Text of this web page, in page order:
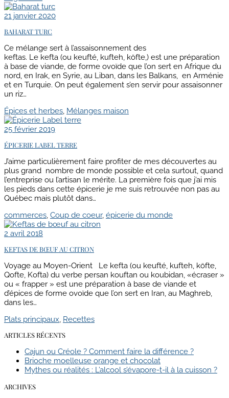
21 janvier 2020
BAHARAT TURC
Ce mélange sert à l’assaisonnement des
keftas. Le kefta (ou keufté, kufteh, köfte,) est une préparation
à base de viande, de forme ovoïde que l’on sert en Afrique du
nord, en Irak, en Syrie, au Liban, dans les Balkans, en Arménie
et en Turquie. On peut également s’en servir pour assaisonner
un riz…
Épices et herbes, Mélanges maison
25 février 2019
ÉPICERIE LABEL TERRE
J’aime particulièrement faire profiter de mes découvertes au
plus grand nombre de monde possible et cela surtout, quand
l’entreprise ou l’artisan le mérite. La première fois que j’ai mis
les pieds dans cette épicerie je me suis retrouvée non pas au
Québec mais plutôt dans…
commerces, Coup de coeur, épicerie du monde
2 avril 2018
KEFTAS DE BŒUF AU CITRON
Voyage au Moyen-Orient Le kefta (ou keufté, kufteh, köfte,
Qofte, Kofta) du verbe persan kouftan ou koubidan, «écraser »
ou « frapper » est une préparation à base de viande et
d’épices de forme ovoïde que l’on sert en Iran, au Maghreb,
dans les…
Plats principaux, Recettes
ARTICLES RÉCENTS
Cajun ou Créole ? Comment faire la différence ?
Brioche moelleuse orange et chocolat
Mythes ou réalités : L’alcool s’évapore-t-il à la cuisson ?
ARCHIVES